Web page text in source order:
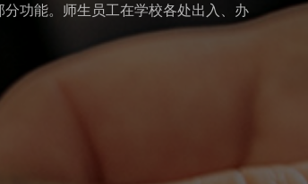
功能。师生员工在学校各处出入、办